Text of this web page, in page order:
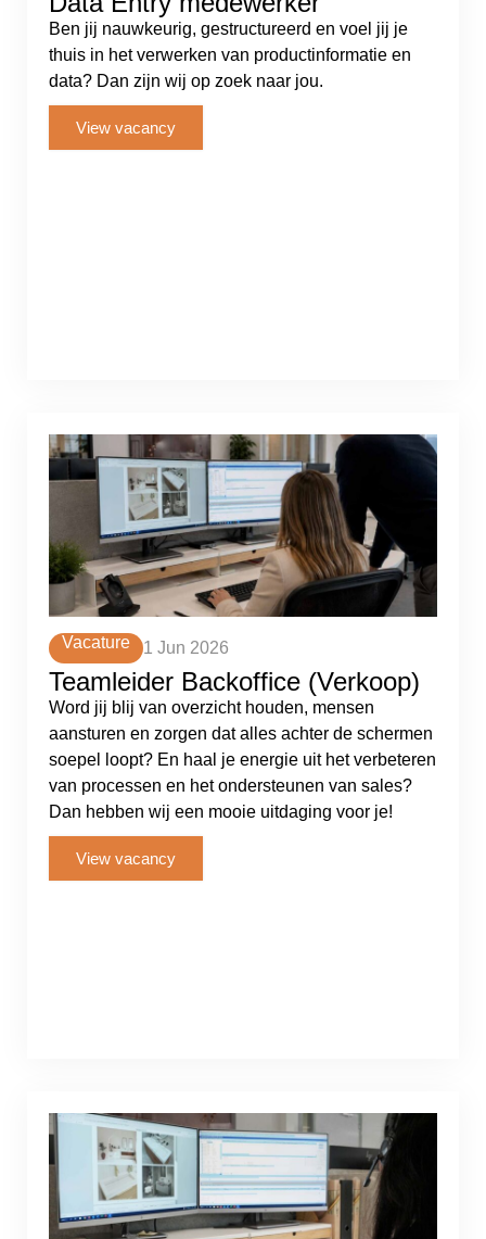
Ben jij nauwkeurig, gestructureerd en voel jij je
thuis in het verwerken van productinformatie en
data? Dan zijn wij op zoek naar jou.
View vacancy
Vacature 1 Jun 2026
Teamleider Backoffice (Verkoop)
Word jij blij van overzicht houden, mensen
aansturen en zorgen dat alles achter de schermen
soepel loopt? En haal je energie uit het verbeteren
van processen en het ondersteunen van sales?
Dan hebben wij een mooie uitdaging voor je!
View vacancy